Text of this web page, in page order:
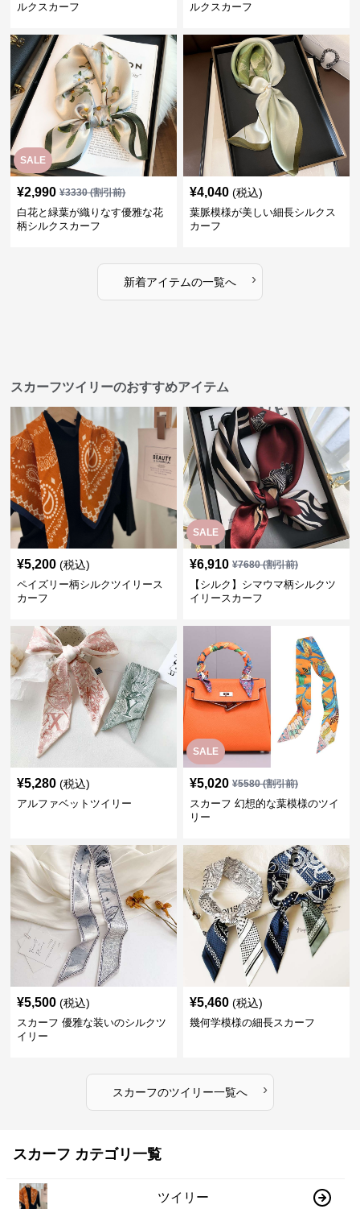
ルクスカーフ
ルクスカーフ
SALE
¥2,990 ¥3330(割引前)
白花と緑葉が織りなす優雅な花
柄シルクスカーフ
¥4,040 (税込)
葉脈模様が美しい細長シルクス
カーフ
新着アイテムの一覧へ ›
スカーフツイリーのおすすめアイテム
¥5,200 (税込)
ペイズリー柄シルクツイリース
カーフ
SALE
¥6,910 ¥7680(割引前)
【シルク】シマウマ柄シルクツ
イリースカーフ
¥5,280 (税込)
アルファベットツイリー
SALE
¥5,020 ¥5580(割引前)
スカーフ 幻想的な葉模様のツイ
リー
¥5,500 (税込)
スカーフ 優雅な装いのシルクツ
イリー
¥5,460 (税込)
幾何学模様の細長スカーフ
スカーフのツイリー一覧へ ›
スカーフ カテゴリ一覧
ツイリー